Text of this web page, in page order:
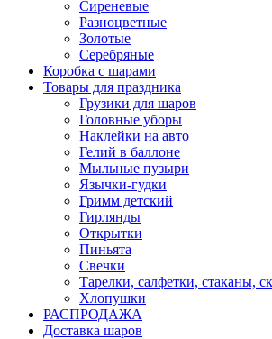
Сиреневые
Разноцветные
Золотые
Серебряные
Коробка с шарами
Товары для праздника
Грузики для шаров
Головные уборы
Наклейки на авто
Гелий в баллоне
Мыльные пузыри
Язычки-гудки
Гримм детский
Гирлянды
Открытки
Пиньята
Свечки
Тарелки, салфетки, стаканы,
Хлопушки
РАСПРОДАЖА
Доставка шаров